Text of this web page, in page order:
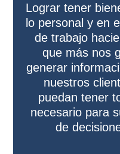
Lograr tener
lo personal y en
de trabajo
que más nos
generar
nuestros
puedan tener
necesario para
de